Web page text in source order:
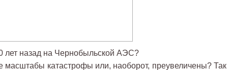
лет назад на Чернобыльской АЭС?
катастрофы или, наоборот, преувеличены? Так